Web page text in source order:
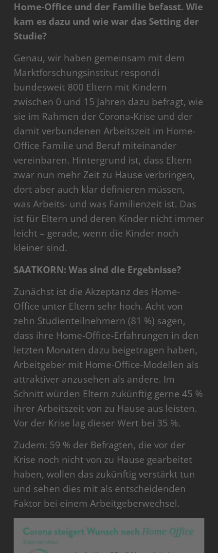
Home-Office und der Familie befasst. Wie
kam es dazu und wie war das Setting der
Studie?
Genau, wir haben gemeinsam mit dem
Marktforschungsinstitut respondi
bundesweit 800 Eltern mit Kindern
zwischen 0 und 15 Jahren dazu befragt, wie
sie im Rahmen der Corona-Krise und der
damit verbundenen Arbeitszeit im Home-
Office Familie und Beruf miteinander
vereinbaren. Hintergrund ist, dass Eltern
zwar nun mehr Zeit zu Hause verbringen,
dort aber auch klar definieren müssen,
was Arbeits- und was Familienzeit ist. Das
ist für Eltern und deren Kinder nicht immer
leicht – gerade, wenn die Kinder noch
kleiner sind.
SAATKORN: Was sind die Ergebnisse?
Zunächst ist die Akzeptanz des Home-
Office unter Eltern sehr hoch. Acht von
zehn Studienteilnehmern (81 %) sagen,
dass ihre Home-Office-Erfahrungen in den
letzten Monaten dazu beigetragen haben,
Arbeitgeber mit Home-Office-Modellen als
attraktiver anzusehen als andere. Im
Schnitt würden Eltern zukünftig gerne 45 %
ihrer Arbeitszeit von zu Hause aus leisten.
Vor der Krise lag dieser Wert bei 35 %.
Zudem: 59 % der Befragten, die vor der
Krise noch nicht von zu Hause gearbeitet
haben, wollen das zukünftig verstärkt tun
und sehen dies mit als entscheidenden
Faktor bei einem Arbeitgeberwechsel.